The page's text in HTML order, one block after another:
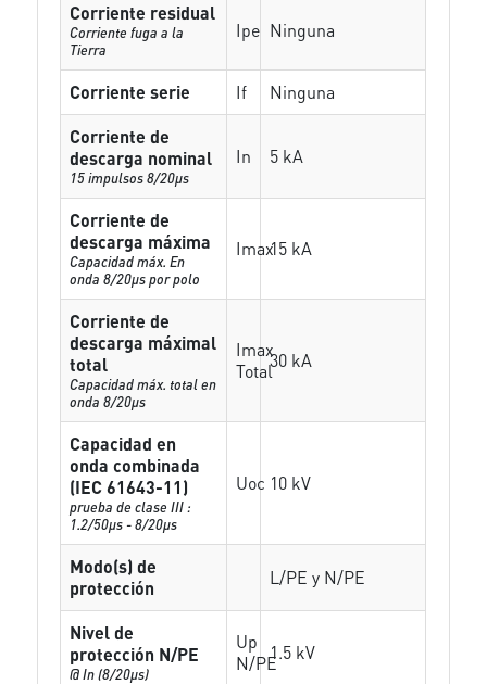
Corriente residual
Corriente fuga a la
Tierra
Ipe Ninguna
Corriente serie If
Ninguna
Corriente de
descarga nominal
15 impulsos 8/20µs
In 5 kA
Corriente de
descarga máxima
Capacidad máx. En
onda 8/20µs por polo
Imax15 kA
Corriente de
descarga máximal
total
Capacidad máx. total en
onda 8/20µs
Imax
Total30 kA
Capacidad en
onda combinada
(IEC 61643-11)
prueba de clase III :
1.2/50µs - 8/20µs
Uoc 10 kV
Modo(s) de
protección
L/PE y N/PE
Nivel de
protección N/PE
@ In (8/20µs)
Up
N/PE1.5 kV